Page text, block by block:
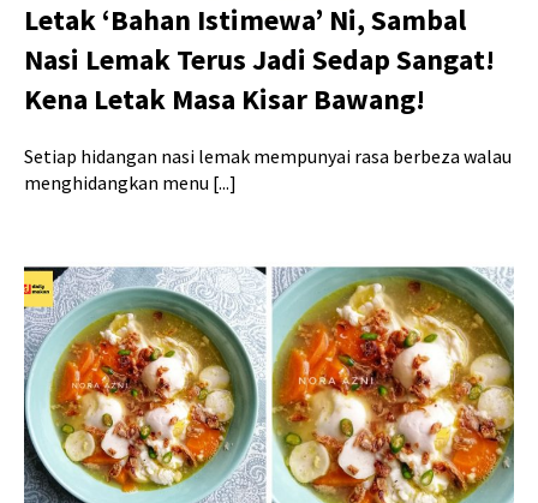
Letak ‘Bahan Istimewa’ Ni, Sambal
Nasi Lemak Terus Jadi Sedap Sangat!
Kena Letak Masa Kisar Bawang!
Setiap hidangan nasi lemak mempunyai rasa berbeza walau
menghidangkan menu [...]